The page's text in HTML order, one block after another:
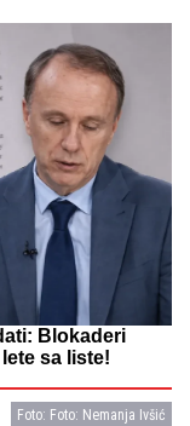
Foto: Foto: Nemanja Ivšić
Blokaderi
sa liste!